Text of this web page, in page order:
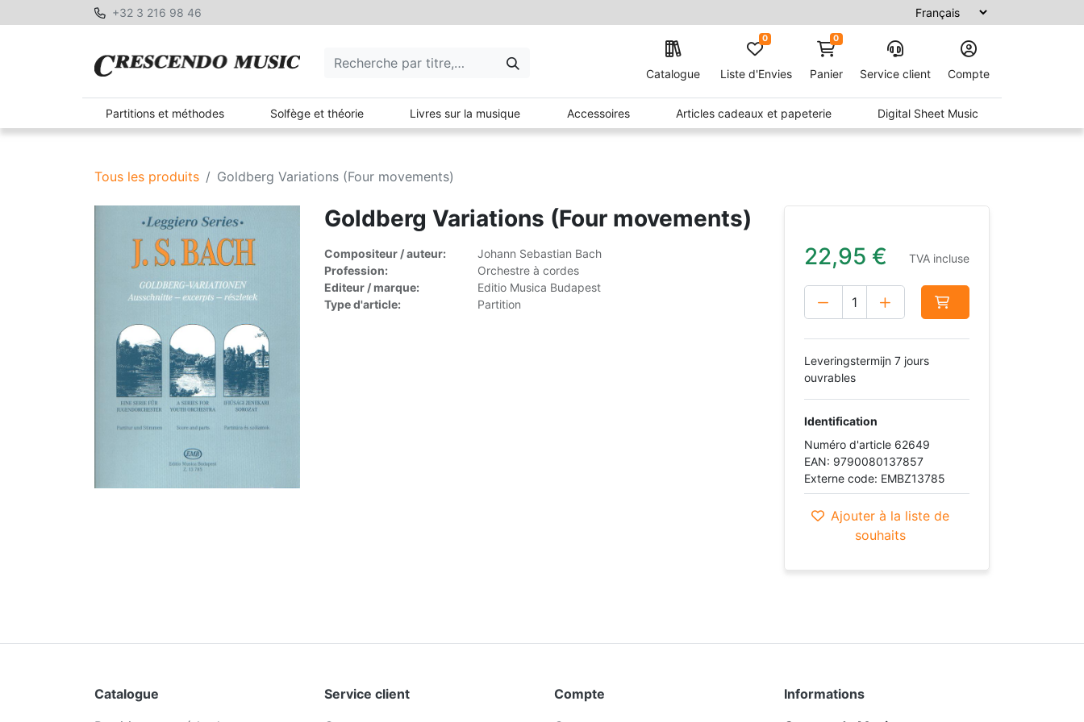
+32 3 216 98 46
Catalogue Liste d'Envies
0 0
Panier Service client Compte
Partitions et méthodes Solfège et théorie Livres sur la musique Accessoires Articles cadeaux et papeterie Digital Sheet Music
Tous les produits Goldberg Variations (Four movements)
Goldberg Variations (Four movements)
Compositeur / auteur:
Johann Sebastian Bach
Profession:
Orchestre à cordes
Editeur / marque:
Editio Musica Budapest
Type d'article:
Partition
22,95 € TVA incluse
Leveringstermijn 7 jours
ouvrables
Identification
Numéro d'article 62649
EAN: 9790080137857
Externe code: EMBZ13785
Ajouter à la liste de
souhaits
Catalogue
Service client
Compte
Informations